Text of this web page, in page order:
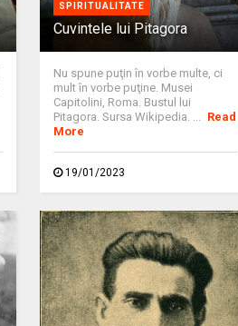
SPIRITUALITATE
Cuvintele lui Pitagora
Nu spune puţin în vorbe multe, ci
mult în vorbe puţine. Musei
Capitolini, Roma. Bustul lui
Pitagora. Sursa Wikipedia. ... Read
More
19/01/2023